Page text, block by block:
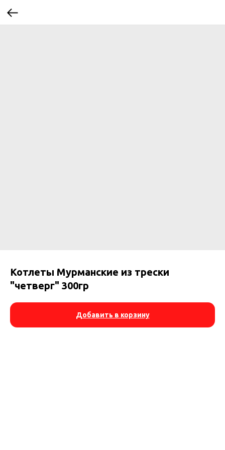
Котлеты Мурманские из трески
"четверг" 300гр
Добавить в корзину